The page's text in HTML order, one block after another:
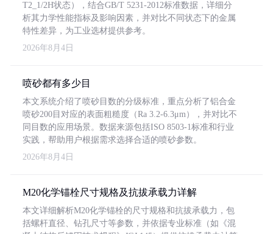
T2_1/2H状态），结合GB/T 5231-2012标准数据，详细分
析其力学性能指标及影响因素，并对比不同状态下的金属
特性差异，为工业选材提供参考。
2026年8月4日
喷砂都有多少目
本文系统介绍了喷砂目数的分级标准，重点分析了铝合金
喷砂200目对应的表面粗糙度（Ra 3.2-6.3μm），并对比不
同目数的应用场景。数据来源包括ISO 8503-1标准和行业
实践，帮助用户根据需求选择合适的喷砂参数。
2026年8月4日
M20化学锚栓尺寸规格及抗拔承载力详解
本文详细解析M20化学锚栓的尺寸规格和抗拔承载力，包
括螺杆直径、钻孔尺寸等参数，并依据专业标准（如《混